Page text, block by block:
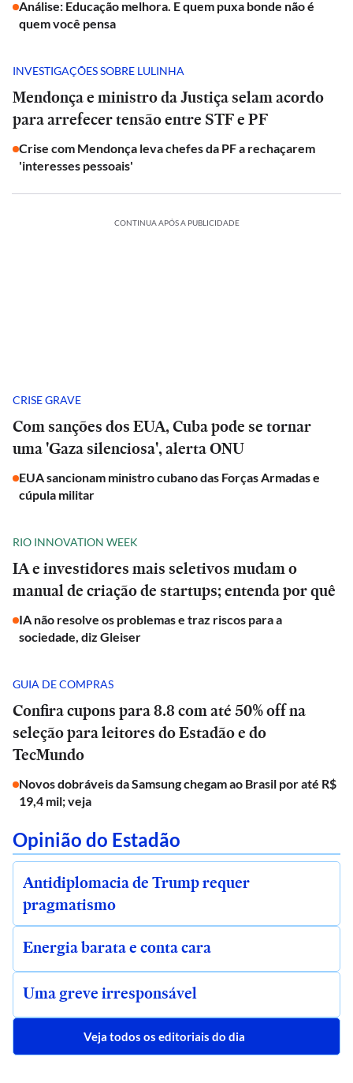
Análise: Educação melhora. E quem puxa bonde não é
quem você pensa
INVESTIGAÇÕES SOBRE LULINHA
Mendonça e ministro da Justiça selam acordo
para arrefecer tensão entre STF e PF
Crise com Mendonça leva chefes da PF a rechaçarem
'interesses pessoais'
CONTINUA APÓS A PUBLICIDADE
CRISE GRAVE
Com sanções dos EUA, Cuba pode se tornar
uma 'Gaza silenciosa', alerta ONU
EUA sancionam ministro cubano das Forças Armadas e
cúpula militar
RIO INNOVATION WEEK
IA e investidores mais seletivos mudam o
manual de criação de startups; entenda por quê
IA não resolve os problemas e traz riscos para a
sociedade, diz Gleiser
GUIA DE COMPRAS
Confira cupons para 8.8 com até 50% off na
seleção para leitores do Estadão e do
TecMundo
Novos dobráveis da Samsung chegam ao Brasil por até R$
19,4 mil; veja
Opinião do Estadão
Antidiplomacia de Trump requer
pragmatismo
Energia barata e conta cara
Uma greve irresponsável
Veja todos os editoriais do dia